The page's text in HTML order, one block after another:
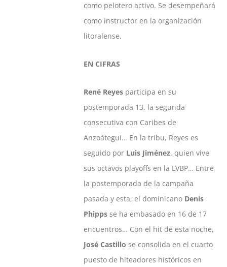
como pelotero activo. Se desempeñará
como instructor en la organización
litoralense.
EN CIFRAS
René Reyes participa en su
postemporada 13, la segunda
consecutiva con Caribes de
Anzoátegui… En la tribu, Reyes es
seguido por Luis Jiménez, quien vive
sus octavos playoffs en la LVBP… Entre
la postemporada de la campaña
pasada y esta, el dominicano Denis
Phipps se ha embasado en 16 de 17
encuentros… Con el hit de esta noche,
José Castillo se consolida en el cuarto
puesto de hiteadores históricos en